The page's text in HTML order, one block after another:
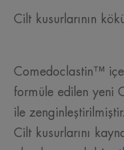
Cilt kusurlarının
Comedoclastin™
formüle edilen yeni
ile zenginleştirilmiştir.
Cilt kusurlarını